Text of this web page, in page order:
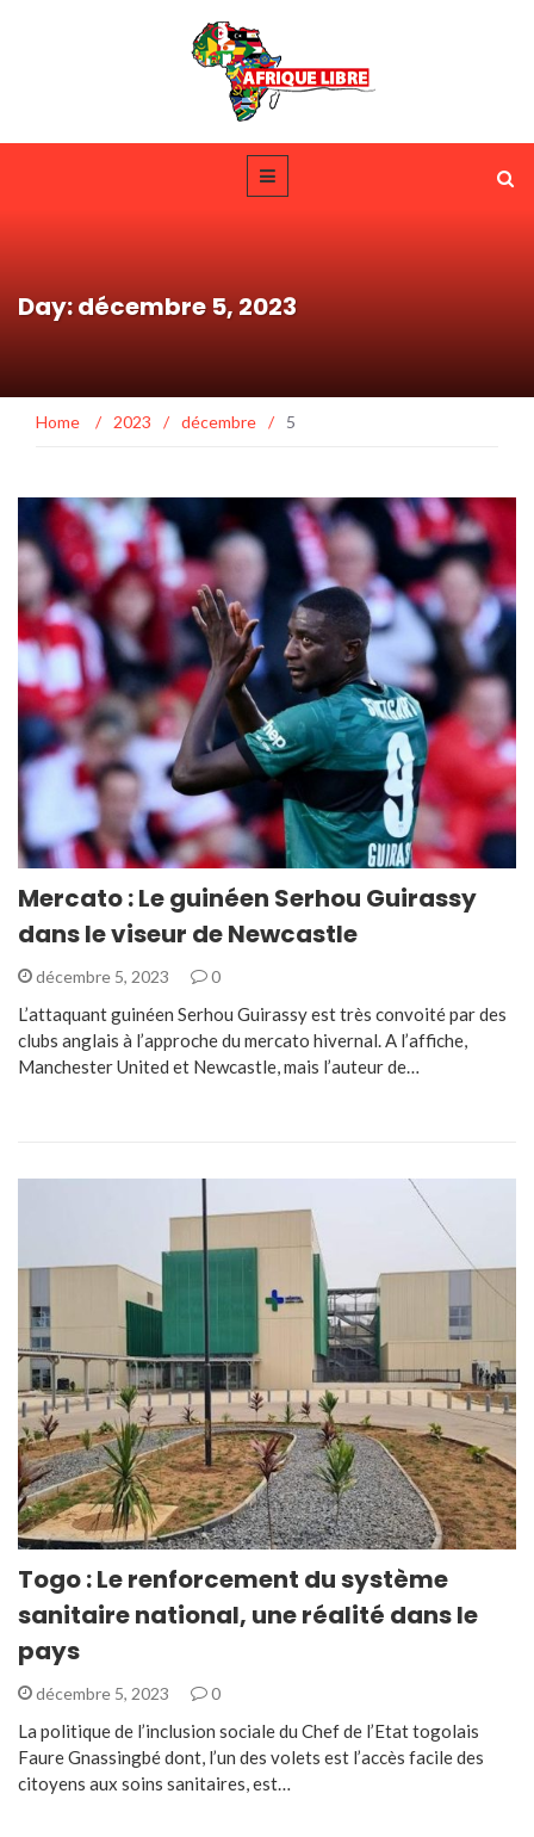
Day: décembre 5, 2023
Home / 2023 / décembre / 5
Mercato : Le guinéen Serhou Guirassy
dans le viseur de Newcastle
décembre 5, 2023 0
L’attaquant guinéen Serhou Guirassy est très convoité par des
clubs anglais à l’approche du mercato hivernal. A l’affiche,
Manchester United et Newcastle, mais l’auteur de…
Togo : Le renforcement du système
sanitaire national, une réalité dans le
pays
décembre 5, 2023 0
La politique de l’inclusion sociale du Chef de l’Etat togolais
Faure Gnassingbé dont, l’un des volets est l’accès facile des
citoyens aux soins sanitaires, est…